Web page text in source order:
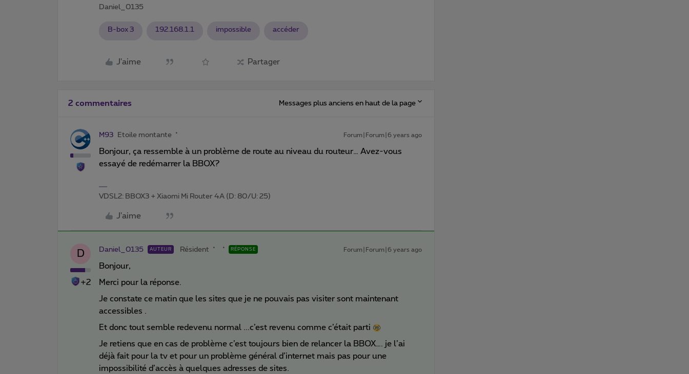
Daniel_0135
B-box 3 192.168.1.1 impossible accéder
J'aime Partager
2 commentaires Messages plus anciens en haut de la page
M93 Etoile montante Forum|Forum|6 years ago
Bonjour, ça ressemble à un problème de route au niveau du routeur… Avez-vous
essayé de redémarrer la BBOX?
VDSL2: BBOX3 + Xiaomi Mi Router 4A (D: 80/U: 25)
J'aime
D
+2
Daniel_0135 AUTEUR Résident RÉPONSE Forum|Forum|6 years ago
Bonjour,
Merci pour la réponse.
Je constate ce matin que les sites que je ne pouvais pas visiter sont maintenant
accessibles .
Et donc tout semble redevenu normal ...c’est revenu comme c’était parti
Je retiens que en cas de problème c’est toujours bien de relancer la BBOX…. je l’ai
déjà fait pour la tv et pour un problème général d’internet mais pas pour une
impossibilité d’accès à quelques adresses de sites.